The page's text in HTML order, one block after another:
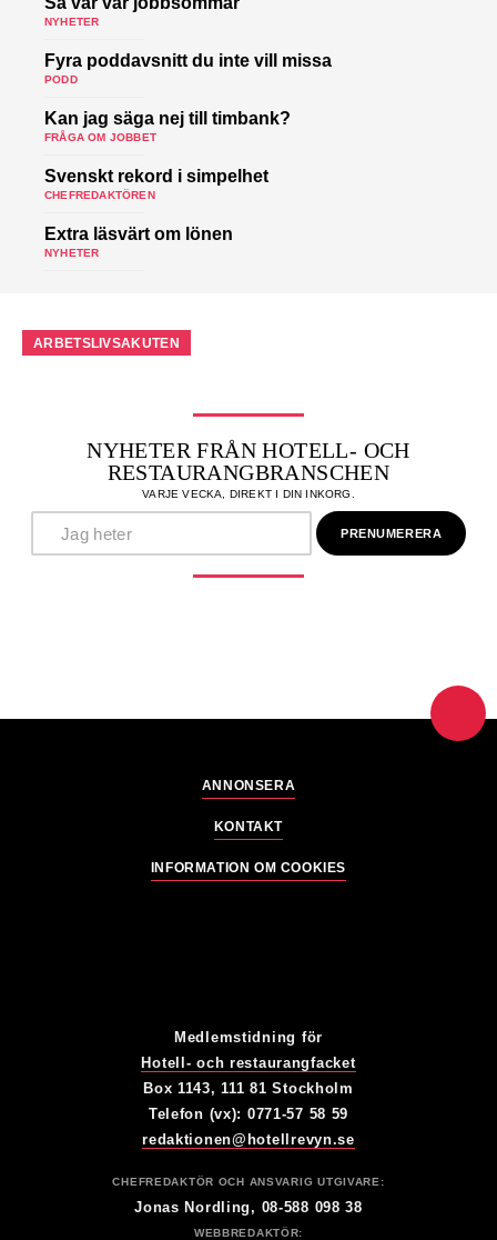
NYHETER
Fyra poddavsnitt du inte vill missa
PODD
Kan jag säga nej till timbank?
FRÅGA OM JOBBET
Svenskt rekord i simpelhet
CHEFREDAKTÖREN
Extra läsvärt om lönen
NYHETER
ARBETSLIVSAKUTEN
NYHETER FRÅN HOTELL- OCH
RESTAURANGBRANSCHEN
VARJE VECKA, DIREKT I DIN INKORG.
ANNONSERA
KONTAKT
INFORMATION OM COOKIES
Medlemstidning för
Hotell- och restaurangfacket
Box 1143, 111 81 Stockholm
Telefon (vx): 0771-57 58 59
redaktionen@hotellrevyn.se
CHEFREDAKTÖR OCH ANSVARIG UTGIVARE:
Jonas Nordling, 08-588 098 38
WEBBREDAKTÖR: